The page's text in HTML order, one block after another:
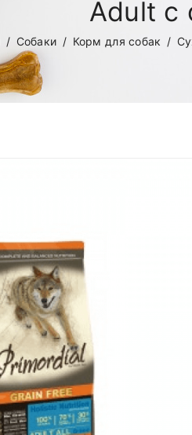
Adult с
Собаки Корм для собак